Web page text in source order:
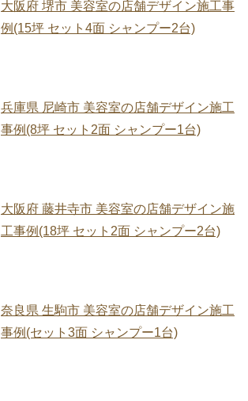
大阪府 堺市 美容室の店舗デザイン施工事
例(15坪 セット4面 シャンプー2台)
兵庫県 尼崎市 美容室の店舗デザイン施工
事例(8坪 セット2面 シャンプー1台)
大阪府 藤井寺市 美容室の店舗デザイン施
工事例(18坪 セット2面 シャンプー2台)
奈良県 生駒市 美容室の店舗デザイン施工
事例(セット3面 シャンプー1台)